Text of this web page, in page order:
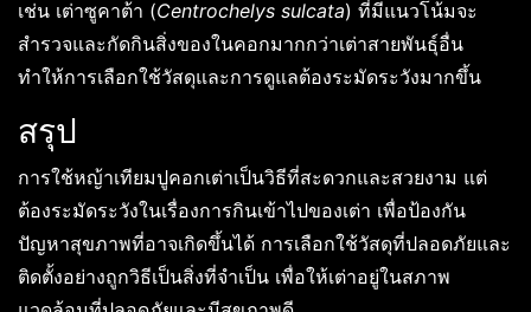
เช่น เต่าซูคาต้า (Centrochelys sulcata) ที่มีแนวโน้มจะ
สำรวจและกัดกินสิ่งของในคอกมากกว่าเต่าสายพันธุ์อื่น
ทำให้การเลือกใช้วัสดุและการดูแลต้องระมัดระวังมากขึ้น
สรุป
การใช้หญ้าเทียมปูคอกเต่าเป็นวิธีที่สะดวกและสวยงาม แต่
ต้องระมัดระวังในเรื่องการกินเข้าไปของเต่า เพื่อป้องกัน
ปัญหาสุขภาพที่อาจเกิดขึ้นได้ การเลือกใช้วัสดุที่ปลอดภัยและ
ติดตั้งอย่างถูกวิธีเป็นสิ่งที่จำเป็น เพื่อให้เต่าอยู่ในสภาพ